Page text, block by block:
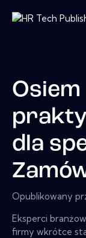
dla
Opublikowany
Eksperci
firmy wkrótce